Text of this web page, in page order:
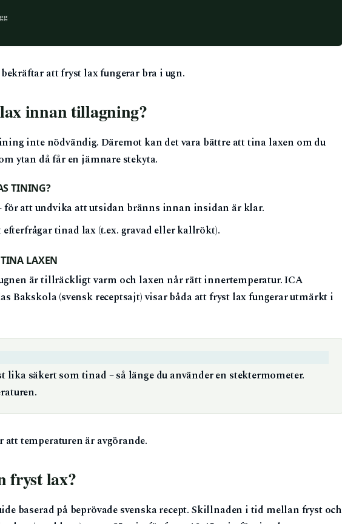
att fryst lax fungerar bra i ugn.
innan tillagning?
inte nödvändig. Däremot kan det vara bättre att tina laxen om du
ytan då får en jämnare stekyta.
TINING?
för att undvika att utsidan bränns innan insidan är klar.
tinad lax (t.ex. gravad eller kallrökt).
LAXEN
är tillräckligt varm och laxen når rätt innertemperatur. ICA
Bakskola (svensk receptsajt) visar båda att fryst lax fungerar utmärkt i
lika säkert som tinad – så länge du använder en stektermometer.
temperaturen är avgörande.
fryst lax?
baserad på beprövade svenska recept. Skillnaden i tid mellan fryst och